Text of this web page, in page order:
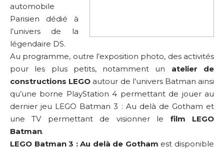
automobile
Parisien dédié à
l’univers de la
légendaire DS.
Au programme, outre l’exposition photo, des activités
pour les plus petits, notamment un atelier de
constructions LEGO autour de l’univers Batman ainsi
qu’une borne PlayStation 4 permettant de jouer au
dernier jeu LEGO Batman 3 : Au delà de Gotham et
une TV permettant de visionner le film LEGO
Batman.
LEGO Batman 3 : Au delà de Gotham est disponible